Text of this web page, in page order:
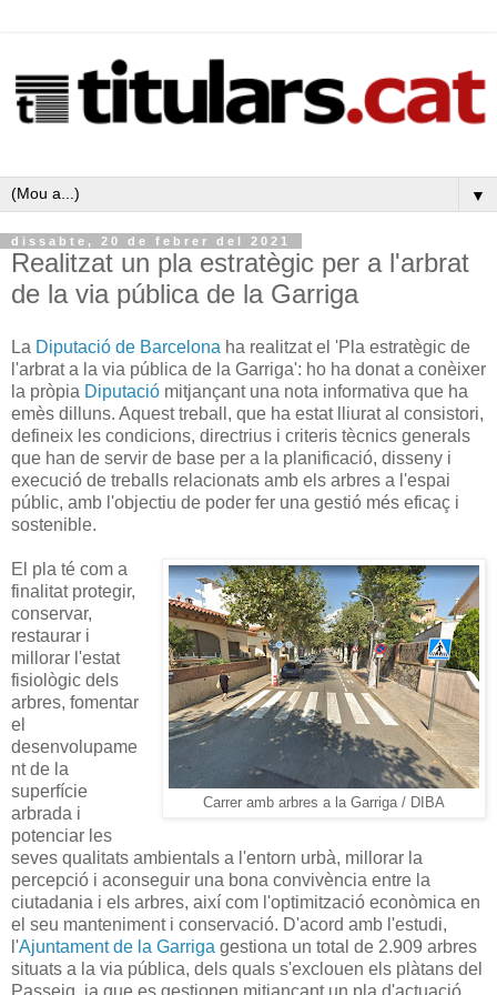
▼
dissabte, 20 de febrer del 2021
Realitzat un pla estratègic per a l'arbrat
de la via pública de la Garriga
La Diputació de Barcelona ha realitzat el 'Pla estratègic de
l'arbrat a la via pública de la Garriga': ho ha donat a conèixer
la pròpia Diputació mitjançant una nota informativa que ha
emès dilluns. Aquest treball, que ha estat lliurat al consistori,
defineix les condicions, directrius i criteris tècnics generals
que han de servir de base per a la planificació, disseny i
execució de treballs relacionats amb els arbres a l'espai
públic, amb l'objectiu de poder fer una gestió més eficaç i
sostenible.
Carrer amb arbres a la Garriga / DIBA
El pla té com a
finalitat protegir,
conservar,
restaurar i
millorar l'estat
fisiològic dels
arbres, fomentar
el
desenvolupame
nt de la
superfície
arbrada i
potenciar les
seves qualitats ambientals a l'entorn urbà, millorar la
percepció i aconseguir una bona convivència entre la
ciutadania i els arbres, així com l'optimització econòmica en
el seu manteniment i conservació. D'acord amb l'estudi,
l'Ajuntament de la Garriga gestiona un total de 2.909 arbres
situats a la via pública, dels quals s'exclouen els plàtans del
Passeig, ja que es gestionen mitjançant un pla d'actuació